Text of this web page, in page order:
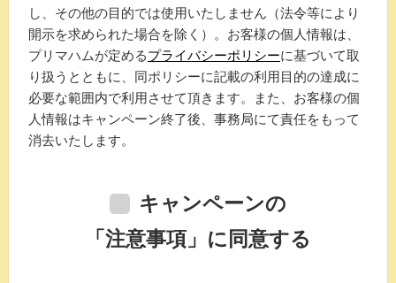
し、その他の目的では使用いたしません（法令等により
開示を求められた場合を除く）。お客様の個人情報は、
プリマハムが定めるプライバシーポリシーに基づいて取
り扱うとともに、同ポリシーに記載の利用目的の達成に
必要な範囲内で利用させて頂きます。また、お客様の個
人情報はキャンペーン終了後、事務局にて責任をもって
消去いたします。
キャンペーンの
「注意事項」に同意する